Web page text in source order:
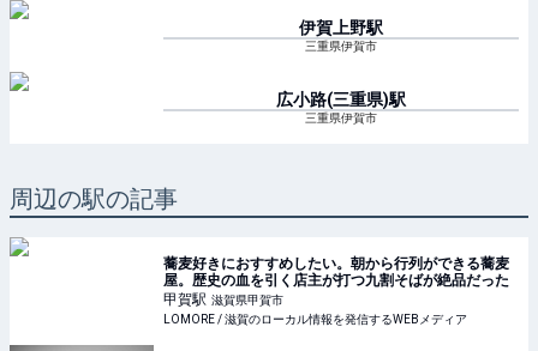
伊賀上野駅
三重県伊賀市
広小路(三重県)駅
三重県伊賀市
周辺の駅の記事
蕎麦好きにおすすめしたい。朝から行列ができる蕎麦
屋。歴史の血を引く店主が打つ九割そばが絶品だった
甲賀駅 滋賀県甲賀市
LOMORE / 滋賀のローカル情報を発信するWEBメディア